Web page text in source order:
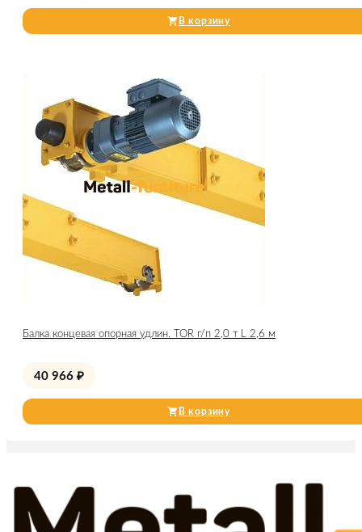
В корзину
Балка концевая опорная удлин. TOR г/п 2,0 т L 2,6 м
40 966 ₽
В корзину